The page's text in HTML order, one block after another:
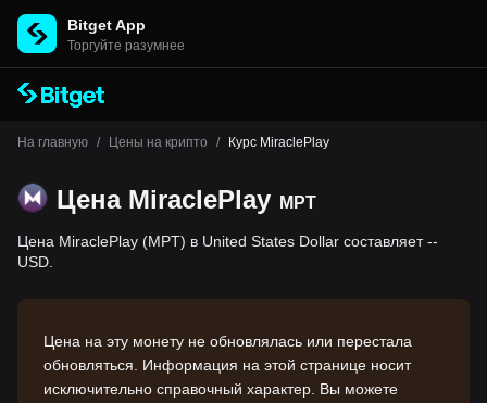
Bitget App
Торгуйте разумнее
На главную / Цены на крипто / Курс MiraclePlay
Цена MiraclePlay MPT
Цена MiraclePlay (MPT) в United States Dollar составляет --
USD.
Цена на эту монету не обновлялась или перестала
обновляться. Информация на этой странице носит
исключительно справочный характер. Вы можете